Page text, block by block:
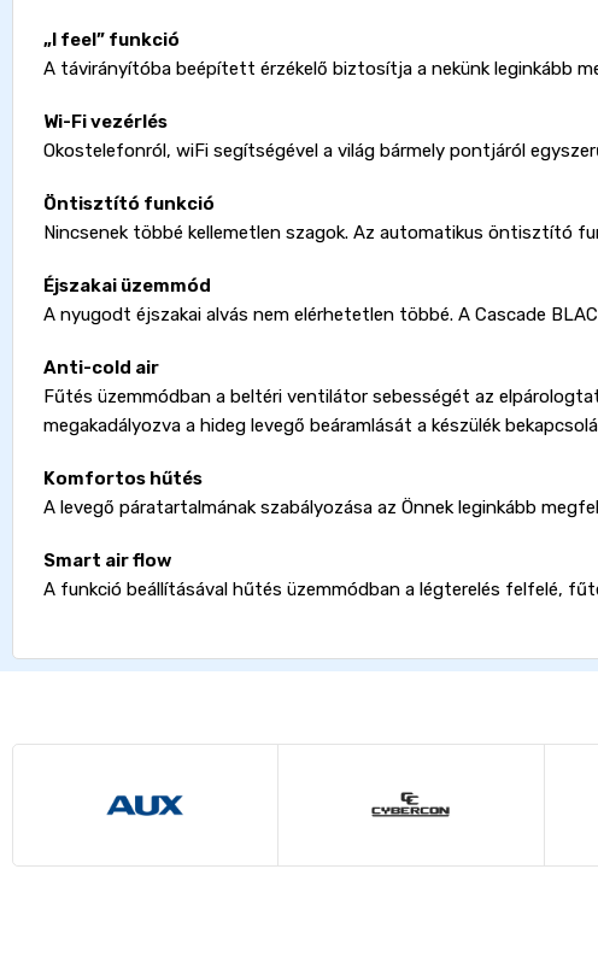
„I feel” funkció
A távirányítóba beépített érzékelő biztosítja a nekünk leginkább
Wi-Fi vezérlés
Okostelefonról, wiFi segítségével a világ bármely pontjáról
Öntisztító funkció
Nincsenek többé kellemetlen szagok. Az automatikus öntisztító
Éjszakai üzemmód
A nyugodt éjszakai alvás nem elérhetetlen többé. A Cascade
Anti-cold air
Fűtés üzemmódban a beltéri ventilátor sebességét az
megakadályozva a hideg levegő beáramlását a készülék
Komfortos hűtés
A levegő páratartalmának szabályozása az Önnek leginkább
Smart air flow
A funkció beállításával hűtés üzemmódban a légterelés felfelé,